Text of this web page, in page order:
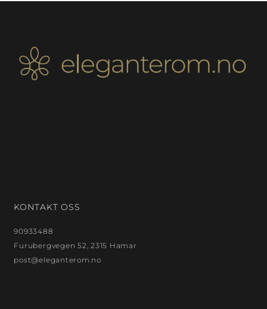
KONTAKT OSS
90933488
Furubergvegen 52, 2315 Hamar
post@eleganterom.no